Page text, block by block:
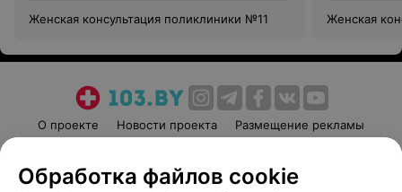
Женская консультация поликлиники №11 Женская
О проекте Новости проекта
Размещение рекламы
Пользовательское соглашение
Способы оплаты
Обработка файлов cookie